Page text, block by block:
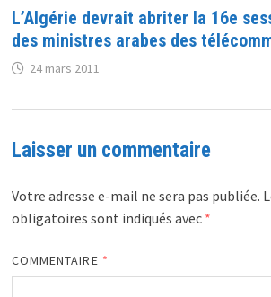
L’Algérie devrait abriter la 16e
des ministres arabes des
24 mars 2011
Laisser un commentaire
Votre adresse e-mail ne sera pas publiée.
obligatoires sont indiqués avec *
COMMENTAIRE *